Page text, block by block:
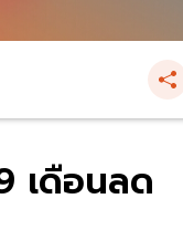
เดือนลด